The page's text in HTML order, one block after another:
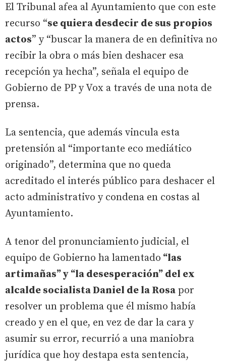
El Tribunal afea al Ayuntamiento que con este
recurso “se quiera desdecir de sus propios
actos” y “buscar la manera de en definitiva no
recibir la obra o más bien deshacer esa
recepción ya hecha”, señala el equipo de
Gobierno de PP y Vox a través de una nota de
prensa.
La sentencia, que además vincula esta
pretensión al “importante eco mediático
originado”, determina que no queda
acreditado el interés público para deshacer el
acto administrativo y condena en costas al
Ayuntamiento.
A tenor del pronunciamiento judicial, el
equipo de Gobierno ha lamentado “las
artimañas” y “la desesperación” del ex
alcalde socialista Daniel de la Rosa por
resolver un problema que él mismo había
creado y en el que, en vez de dar la cara y
asumir su error, recurrió a una maniobra
jurídica que hoy destapa esta sentencia,